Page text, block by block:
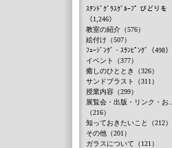
ｽﾃﾝﾄﾞｸﾞﾗｽｸﾞﾙｰﾌﾟ びどりを
（1,246）
教室の紹介（576）
絵付け（507）
ﾌｭｰｼﾞﾝｸﾞ・ｽﾗﾝﾋﾟﾝｸﾞ（498）
イベント（377）
癒しのひととき（326）
サンドブラスト（311）
授業内容（299）
展覧会・出版・リンク・お...
（216）
知っておきたいこと（212）
その他（201）
ガラスについて（121）